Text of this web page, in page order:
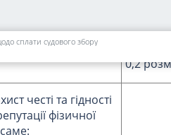
сплати судового збору
0,2
честі та гідності
фізичної